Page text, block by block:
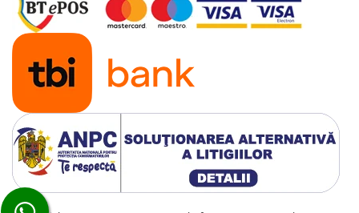
► Ulei motor autoturisme
■ Ulei motor RAVENOL
■ Ulei motor LIQUI MOLY
■ Ulei motor CASTROL
■ Ulei motor MOBIL
■ Ulei motor MOTUL
■ Ulei motor FUCHS
■ Ulei motor VALVOLINE